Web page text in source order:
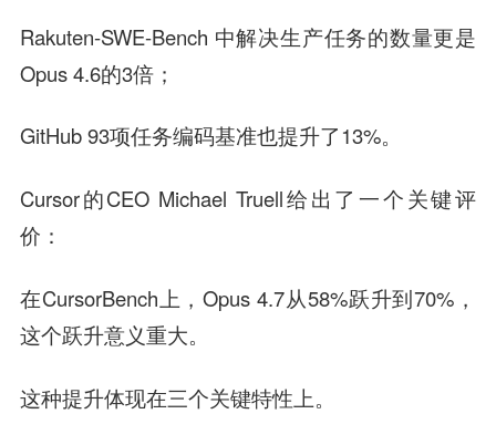
Rakuten-SWE-Bench 中解决生产任务的数量更是
Opus 4.6的3倍；
GitHub 93项任务编码基准也提升了13%。
Cursor的CEO Michael Truell给出了一个关键评
价：
在CursorBench上，Opus 4.7从58%跃升到70%，
这个跃升意义重大。
这种提升体现在三个关键特性上。